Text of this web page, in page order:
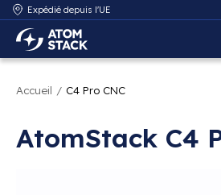
Expédié depuis l'UE
AtomStack Europe
Accueil / C4 Pro CNC
AtomStack C4